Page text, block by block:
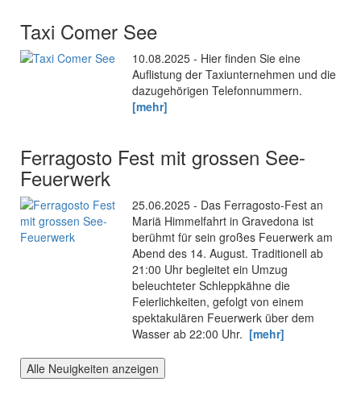
Taxi Comer See
10.08.2025 - Hier finden Sie eine
Auflistung der Taxiunternehmen und die
dazugehörigen Telefonnummern.
[mehr]
Ferragosto Fest mit grossen See-
Feuerwerk
25.06.2025 - Das Ferragosto-Fest an
Mariä Himmelfahrt in Gravedona ist
berühmt für sein großes Feuerwerk am
Abend des 14. August. Traditionell ab
21:00 Uhr begleitet ein Umzug
beleuchteter Schleppkähne die
Feierlichkeiten, gefolgt von einem
spektakulären Feuerwerk über dem
Wasser ab 22:00 Uhr. [mehr]
Alle Neuigkeiten anzeigen